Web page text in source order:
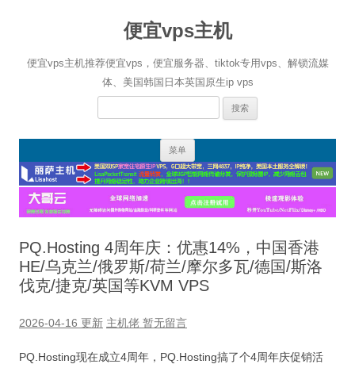
便宜vps主机
便宜vps主机推荐便宜vps，便宜服务器、tiktok专用vps、解锁流媒
体、美国韩国日本英国原生ip vps
搜
菜单
正
文
PQ.Hosting 4周年庆：优惠14%，中国香港
HE/乌克兰/俄罗斯/荷兰/摩尔多瓦/德国/斯洛
伐克/捷克/英国等KVM VPS
2026-04-16 更新 主机佬 暂无留言
PQ.Hosting现在成立4周年，PQ.Hosting搞了个4周年庆促销活